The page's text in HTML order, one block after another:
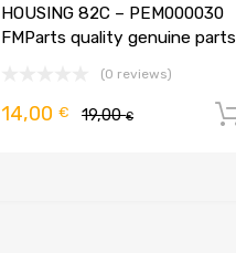
HOUSING 82C – PEM000030
FMParts quality genuine parts
(0 reviews)
19,00€Pierwotna
14,00 €
Aktualna